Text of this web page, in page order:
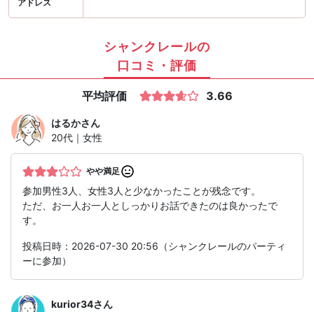
アドレス
シャンクレールの
口コミ・評価
平均評価 3.66
はるかさん
20代｜女性
やや満足
参加男性3人、女性3人と少なかったことが残念です。
ただ、お一人お一人としっかりお話できたのは良かったで
す。
投稿日時：2026-07-30 20:56（シャンクレールのパーティ
ーに参加）
kurior34さん